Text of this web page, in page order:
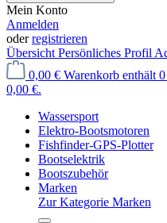
Mein Konto
Anmelden
oderregistrieren
Übersicht Persönliches Profil
0,00 € Warenkorb enthält
0,00 €.
Wassersport
Elektro-Bootsmotoren
Fishfinder-GPS-Plotter
Bootselektrik
Bootszubehör
Marken
Zur Kategorie Marken